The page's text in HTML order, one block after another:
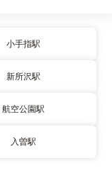
小手指駅
新所沢駅
航空公園駅
入曽駅